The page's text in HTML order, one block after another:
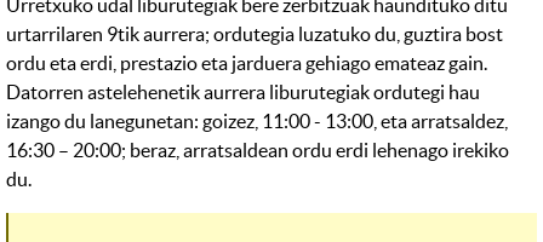
Urretxuko udal liburutegiak bere zerbitzuak haundituko ditu
urtarrilaren 9tik aurrera; ordutegia luzatuko du, guztira bost
ordu eta erdi, prestazio eta jarduera gehiago emateaz gain.
Datorren astelehenetik aurrera liburutegiak ordutegi hau
izango du lanegunetan: goizez, 11:00 - 13:00, eta arratsaldez,
16:30 – 20:00; beraz, arratsaldean ordu erdi lehenago irekiko
du.